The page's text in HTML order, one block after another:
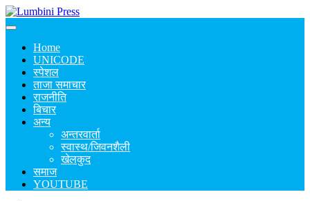
Home
UNICODE
स्पेशल
ताजा समाचार
राजनीति
बिचार
अन्य
अन्तरवार्ता
स्वास्थ/जिवनशैली
खेलकुद
समाज
YOUTUBE